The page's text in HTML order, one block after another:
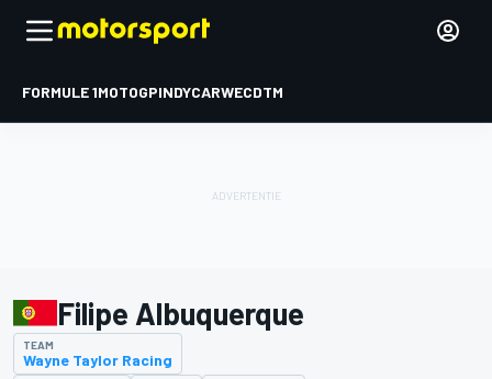
FORMULE 1MOTOGPINDYCARWECDTM
Filipe Albuquerque
TEAM
Wayne Taylor Racing